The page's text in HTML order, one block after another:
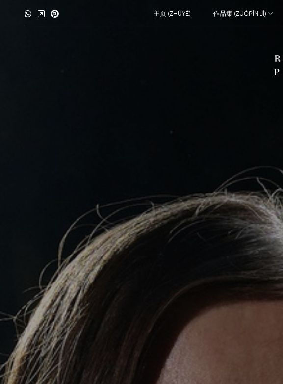
主页 (ZHǓYÈ) 作品集 (ZUÒPǏN JÍ)